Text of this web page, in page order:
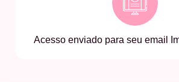
Acesso enviado para seu email